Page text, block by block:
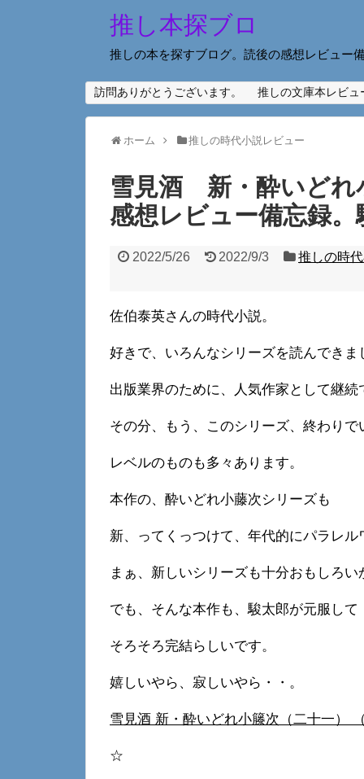
推し本探ブロ
推しの本を探すブログ。読後の感想レビュー
訪問ありがとうございます。 推しの文庫本レビュ
ホーム 推しの時代小説レビュー
雪見酒 新・酔いど
感想レビュー備忘録
2022/5/26 2022/9/3 推しの時
佐伯泰英さんの時代小説。
好きで、いろんなシリーズを読んできま
出版業界のために、人気作家として継続
その分、もう、このシリーズ、終わり
レベルのものも多々あります。
本作の、酔いどれ小藤次シリーズも
新、ってくっつけて、年代的にパラレ
まぁ、新しいシリーズも十分おもしろ
でも、そんな本作も、駿太郎が元服して
そろそろ完結らしいです。
嬉しいやら、寂しいやら・・。
雪見酒 新・酔いどれ小籐次（二十一）
☆